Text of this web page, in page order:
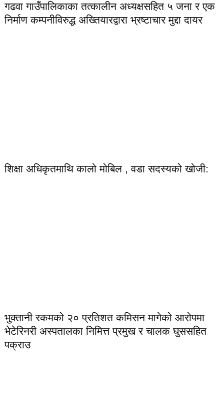
गढवा गाउँपालिकाका तत्कालीन अध्यक्षसहित ५ जना र एक
निर्माण कम्पनीविरुद्ध अख्तियारद्वारा भ्रष्टाचार मुद्दा दायर
शिक्षा अधिकृतमाथि कालो मोबिल , वडा सदस्यको खोजी:
भुक्तानी रकमको २० प्रतिशत कमिसन मागेको आरोपमा
भेटेरिनरी अस्पतालका निमित्त प्रमुख र चालक घुससहित
पक्राउ